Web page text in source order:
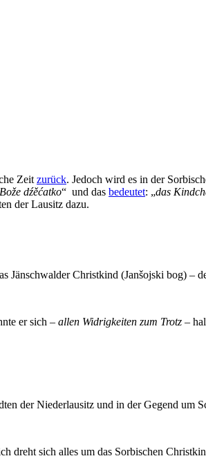
Zeit zurück. Jedoch wird es in der
Bože dźěćatko“ und das bedeutet: „das
der Lausitz dazu.
Christkind (Janšojski bog) –
er sich – allen Widrigkeiten zum Trotz –
der Niederlausitz und in der Gegend um
sich alles um das Sorbischen